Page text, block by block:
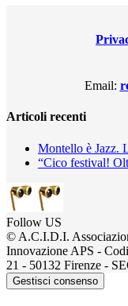
Email:
Articoli recenti
Montello è Jazz.
“Cico festival!
Follow US
© A.C.I.D.I.
Innovazione APS -
21 - 50132 Firenze -
Gestisci consenso